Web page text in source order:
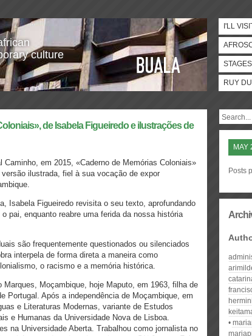
culture
I'LL
STAGES
RUY
de Isabela Figueiredo e ilustrações de
em 2015, «Caderno de Memórias Coloniais»
ilustrada, fiel à sua vocação de expor
Isabela Figueiredo revisita o seu texto, aprofundando
pai, enquanto reabre uma ferida da nossa história
são frequentemente questionados ou silenciados
interpela de forma direta a maneira como
o racismo e a memória histórica.
Marques, Moçambique, hoje Maputo, em 1963, filha de
Portugal. Após a independência de Moçambique, em
e Literaturas Modernas, variante de Estudos
e Humanas da Universidade Nova de Lisboa.
na Universidade Aberta. Trabalhou como jornalista no
MAY
Posts